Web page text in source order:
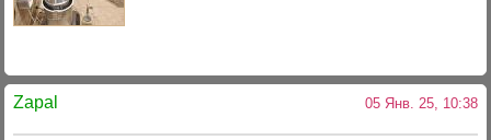
Zapal 05 Янв. 25, 10:38